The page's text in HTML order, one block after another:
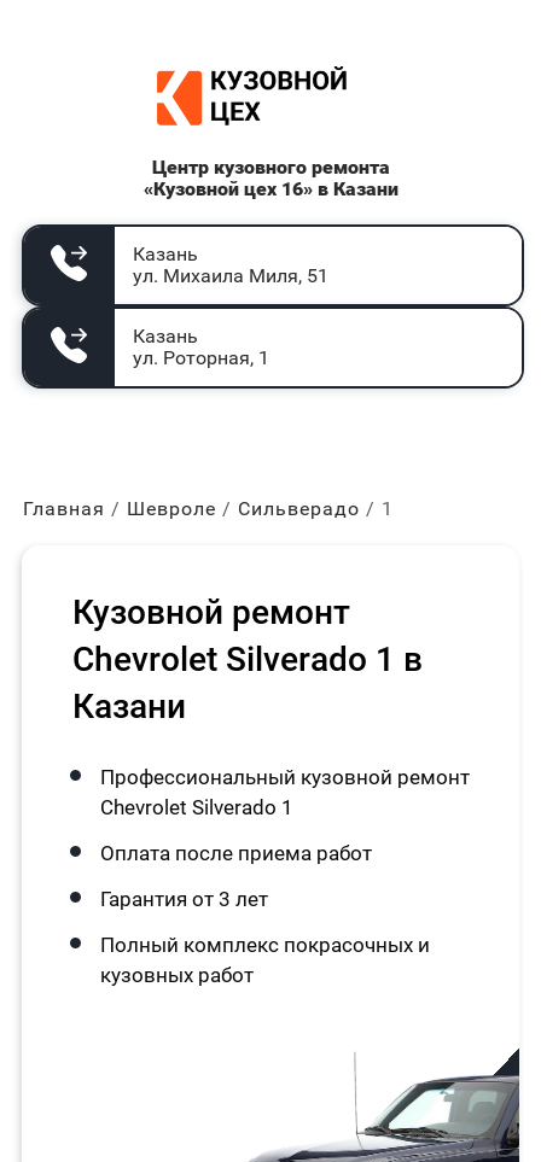
Центр кузовного ремонта
«Кузовной цех 16» в Казани
Казань
ул. Михаила Миля, 51
Казань
ул. Роторная, 1
Главная Шевроле Сильверадо 1
Кузовной ремонт
Chevrolet Silverado 1 в
Казани
Профессиональный кузовной ремонт
Chevrolet Silverado 1
Оплата после приема работ
Гарантия от 3 лет
Полный комплекс покрасочных и
кузовных работ